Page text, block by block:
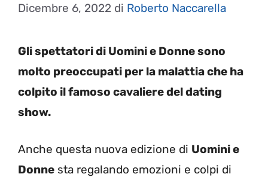
Dicembre 6, 2022 di Roberto Naccarella
Gli spettatori di Uomini e Donne sono
molto preoccupati per la malattia che ha
colpito il famoso cavaliere del dating
show.
Anche questa nuova edizione di Uomini e
Donne sta regalando emozioni e colpi di